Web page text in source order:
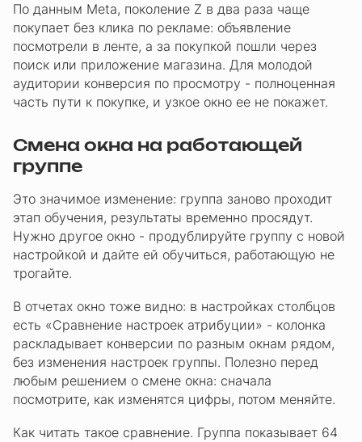
По данным Meta, поколение Z в два раза чаще
покупает без клика по рекламе: объявление
посмотрели в ленте, а за покупкой пошли через
поиск или приложение магазина. Для молодой
аудитории конверсия по просмотру - полноценная
часть пути к покупке, и узкое окно ее не покажет.
Смена окна на работающей
группе
Это значимое изменение: группа заново проходит
этап обучения, результаты временно просядут.
Нужно другое окно - продублируйте группу с новой
настройкой и дайте ей обучиться, работающую не
трогайте.
В отчетах окно тоже видно: в настройках столбцов
есть «Сравнение настроек атрибуции» - колонка
раскладывает конверсии по разным окнам рядом,
без изменения настроек группы. Полезно перед
любым решением о смене окна: сначала
посмотрите, как изменятся цифры, потом меняйте.
Как читать такое сравнение. Группа показывает 64